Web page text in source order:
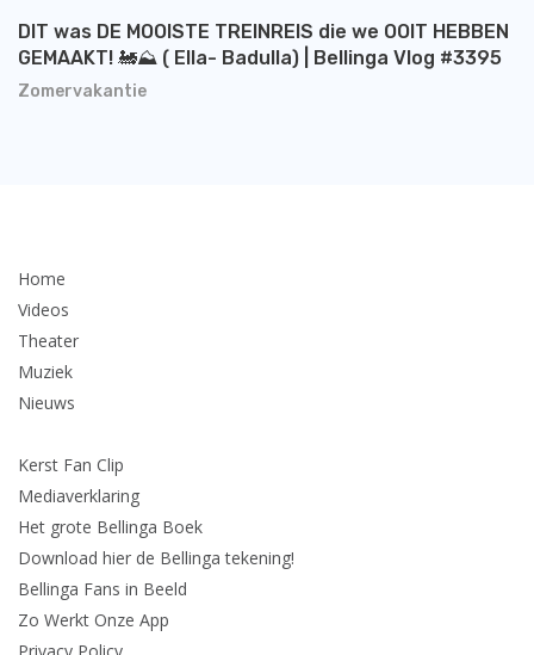
Zomervakantie
DIT was DE MOOISTE TREINREIS die we OOIT HEBBEN
GEMAAKT! 🚂⛰️ ( Ella- Badulla) | Bellinga Vlog #3395
Home
Videos
Theater
Muziek
Nieuws
Kerst Fan Clip
Mediaverklaring
Het grote Bellinga Boek
Download hier de Bellinga tekening!
Bellinga Fans in Beeld
Zo Werkt Onze App